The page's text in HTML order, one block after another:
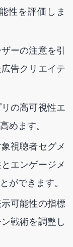
性を評価しま
ーの注意を引
告クリエイテ
の高可視性エ
めます。
視聴者セグメ
エンゲージメ
ができます。
可能性の指標
戦術を調整し